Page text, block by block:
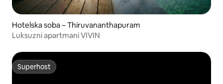
Hotelska soba – Thiruvananthapuram
Luksuzni apartmani VIVIN
Superhost
Superhost